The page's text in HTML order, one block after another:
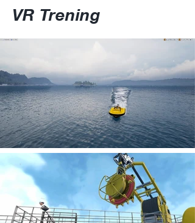
VR Trening